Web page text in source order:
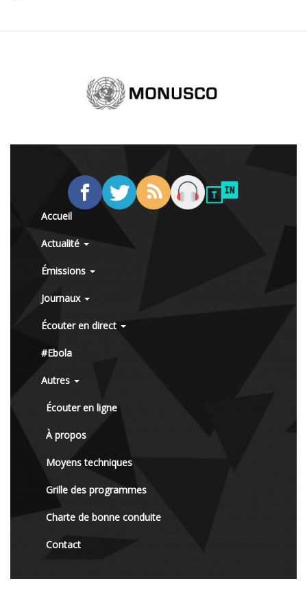
Accueil
Actualité
Émissions
Journaux
Écouter en direct
#Ebola
Autres
Écouter en ligne
À propos
Moyens techniques
Grille des programmes
Charte de bonne conduite
Contact